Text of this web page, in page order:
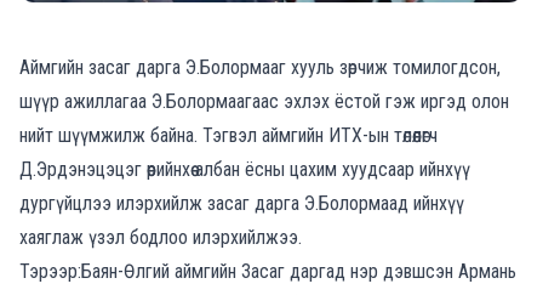
Аймгийн засаг дарга Э.Болормааг хууль зөрчиж томилогдсон,
шүүр ажиллагаа Э.Болормаагаас эхлэх ёстой гэж иргэд олон
нийт шүүмжилж байна. Тэгвэл аймгийн ИТХ-ын төлөөлөгч
Д.Эрдэнэцэцэг өөрийнхөө албан ёсны цахим хуудсаар ийнхүү
дургүйцлээ илэрхийлж засаг дарга Э.Болормаад ийнхүү
хаяглаж үзэл бодлоо илэрхийлжээ.
Тэрээр:Баян-Өлгий аймгийн Засаг даргад нэр дэвшсэн Армань